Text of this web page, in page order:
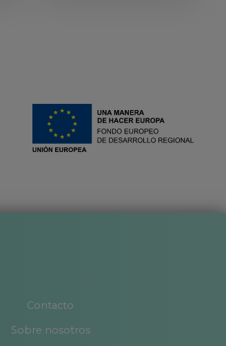
Contacto
Sobre nosotros